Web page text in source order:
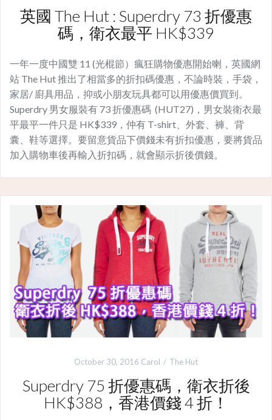
英國 The Hut : Superdry 73 折優惠
碼，衛衣最平 HK$339
一年一度中國雙 11 (光棍節）瘋狂購物優惠開始喇，英國網
站 The Hut 推出了相當多的折扣碼優惠，不論時裝，手袋，
家居/ 廚具用品，抑或小朋友玩具都可以用優惠價買到。
Superdry 男女服裝有 73 折優惠碼 (HUT27)，男女裝衛衣最
平最平一件只是 HK$339，仲有 T-shirt、外套、褲、背
囊、鞋等選擇。要留意貨品下價錢未有折扣優惠，要將貨品
加入購物車後再輸入折扣碼，就會顯示折後價錢。
October 30, 2016 Carol The Hut
Superdry 75 折優惠碼，衛衣折後
HK$388，香港價錢 4 折！